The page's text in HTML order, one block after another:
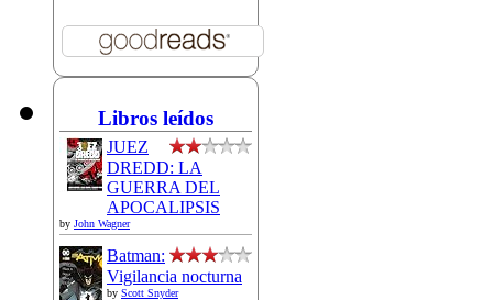
Libros leídos
JUEZ
DREDD: LA
GUERRA DEL
APOCALIPSIS
by John Wagner
Batman:
Vigilancia nocturna
by Scott Snyder